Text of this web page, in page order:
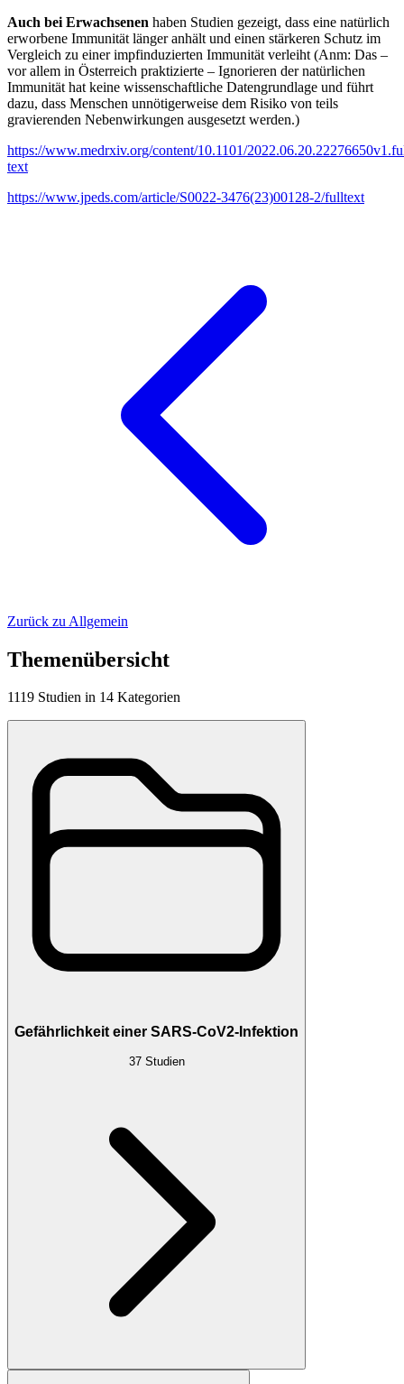
Auch bei Erwachsenen haben Studien gezeigt, dass eine natürlich
erworbene Immunität länger anhält und einen stärkeren Schutz im
Vergleich zu einer impfinduzierten Immunität verleiht (Anm: Das –
vor allem in Österreich praktizierte – Ignorieren der natürlichen
Immunität hat keine wissenschaftliche Datengrundlage und führt
dazu, dass Menschen unnötigerweise dem Risiko von teils
gravierenden Nebenwirkungen ausgesetzt werden.)
https://www.medrxiv.org/content/10.1101/
text
https://www.jpeds.com/article/S0022-3476(23)00128-2/fulltext
Zurück zu Allgemein
Themenübersicht
1119 Studien in 14 Kategorien
Gefährlichkeit einer SARS-CoV2-Infektion
37 Studien